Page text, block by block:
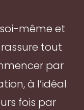
même et
rassure tout
par
à l’idéal
fois par